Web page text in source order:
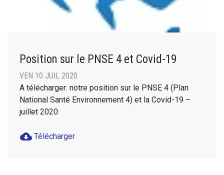
Position sur le PNSE 4 et Covid-19
VEN 10 JUIL 2020
A télécharger: notre position sur le PNSE 4 (Plan
National Santé Environnement 4) et la Covid-19 –
juillet 2020
cloud_download Télécharger